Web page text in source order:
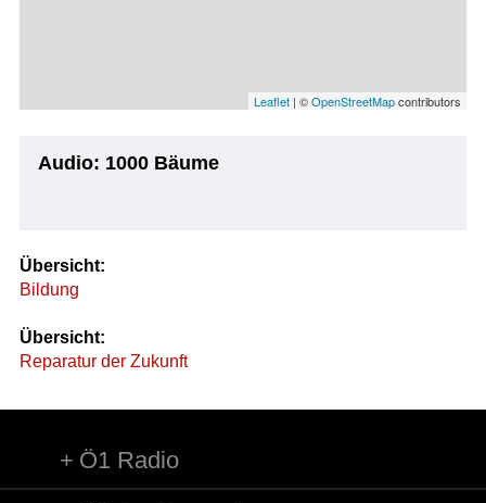
Leaflet | ©OpenStreetMapcontributors
Audio: 1000 Bäume
Übersicht:
Bildung
Übersicht:
Reparatur der Zukunft
Ö1 Radio